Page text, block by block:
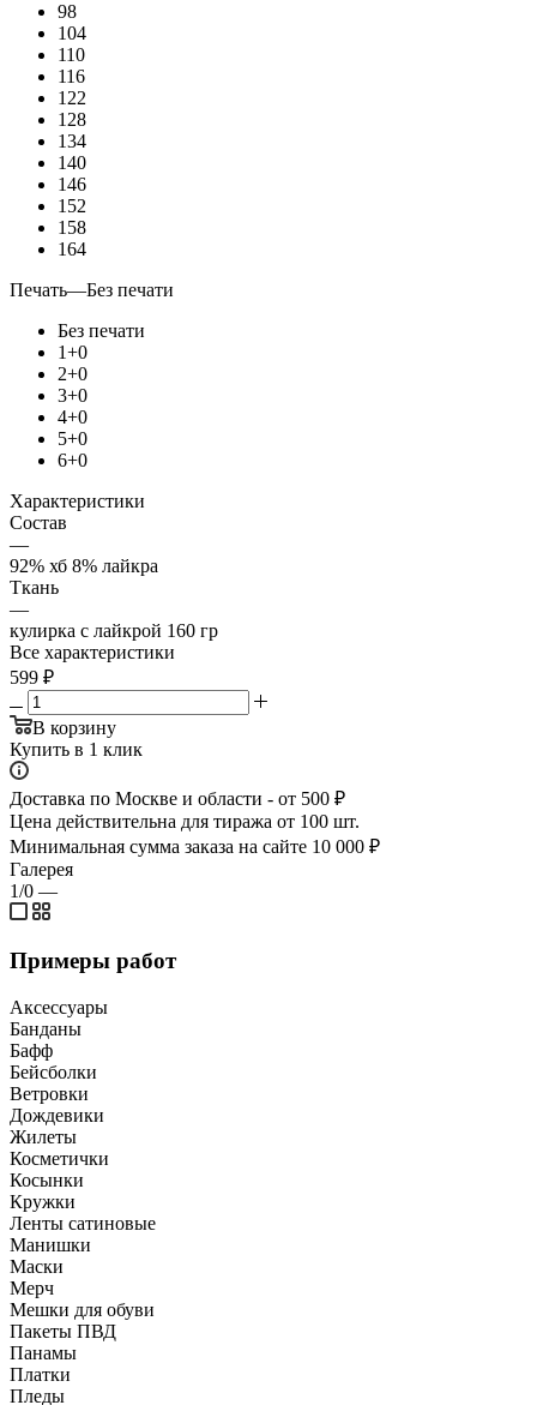
98
104
110
116
122
128
134
140
146
152
158
164
Печать—Без печати
Без печати
1+0
2+0
3+0
4+0
5+0
6+0
Характеристики
Состав
—
92% хб 8% лайкра
Ткань
—
кулирка с лайкрой 160 гр
Все характеристики
599 ₽
В корзину
Купить в 1 клик
Доставка по Москве и области - от 500 ₽
Цена действительна для тиража от 100 шт.
Минимальная сумма заказа на сайте 10 000 ₽
Галерея
1/0 —
Примеры работ
Аксессуары
Банданы
Бафф
Бейсболки
Ветровки
Дождевики
Жилеты
Косметички
Косынки
Кружки
Ленты сатиновые
Манишки
Маски
Мерч
Мешки для обуви
Пакеты ПВД
Панамы
Платки
Пледы